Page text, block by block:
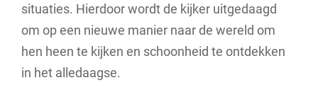
situaties. Hierdoor wordt de kijker uitgedaagd
om op een nieuwe manier naar de wereld om
hen heen te kijken en schoonheid te ontdekken
in het alledaagse.